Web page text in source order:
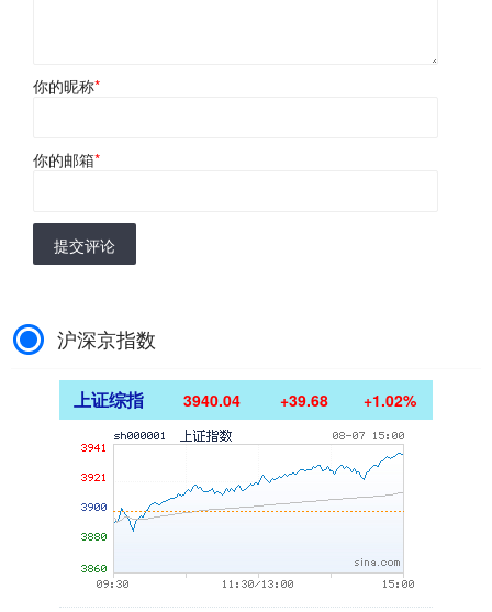
你的昵称*
你的邮箱*
提交评论
沪深京指数
上证综指 3940.04 +39.68 +1.02%